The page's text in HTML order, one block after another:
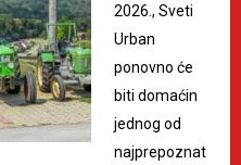
2026., Sveti
Urban
ponovno će
biti domaćin
jednog od
najprepoznat